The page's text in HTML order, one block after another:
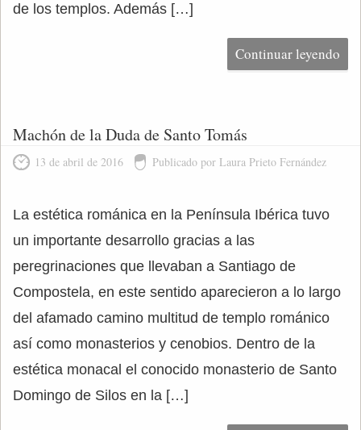
de los templos. Además […]
Continuar leyendo
Machón de la Duda de Santo Tomás
13 de abril de 2016 Publicado por Laura Prieto Fernández
La estética románica en la Península Ibérica tuvo
un importante desarrollo gracias a las
peregrinaciones que llevaban a Santiago de
Compostela, en este sentido aparecieron a lo largo
del afamado camino multitud de templo románico
así como monasterios y cenobios. Dentro de la
estética monacal el conocido monasterio de Santo
Domingo de Silos en la […]